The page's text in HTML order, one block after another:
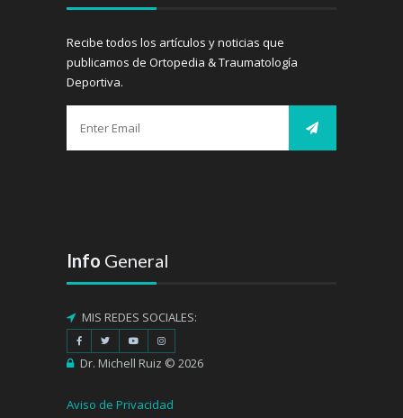
Recibe todos los artículos y noticias que
publicamos de Ortopedia & Traumatología
Deportiva.
Info General
MIS REDES SOCIALES:
Dr. Michell Ruiz © 2026
Aviso de Privacidad